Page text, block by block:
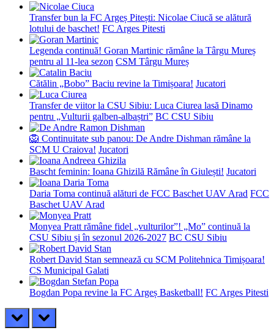
Transfer bun la FC Argeș Pitești: Nicolae Ciucă se alătură
lotului de baschet! FC Arges Pitesti
Legenda continuă! Goran Martinic rămâne la Târgu Mureș
pentru al 11-lea sezon CSM Târgu Mureș
Cătălin „Bobo” Baciu revine la Timișoara! Jucatori
Transfer de viitor la CSU Sibiu: Luca Ciurea lasă Dinamo
pentru „Vulturii galben-albaștri” BC CSU Sibiu
🦁 Continuitate sub panou: De Andre Dishman rămâne la
SCM U Craiova! Jucatori
Bascht feminin: Ioana Ghizilă Rămâne în Giulești! Jucatori
Daria Toma continuă alături de FCC Baschet UAV Arad FCC
Baschet UAV Arad
Monyea Pratt rămâne fidel „vulturilor”! „Mo” continuă la
CSU Sibiu și în sezonul 2026-2027 BC CSU Sibiu
Robert David Stan semnează cu SCM Politehnica Timișoara!
CS Municipal Galati
Bogdan Popa revine la FC Argeș Basketball! FC Arges Pitesti
prev next